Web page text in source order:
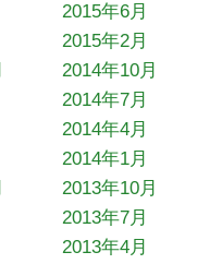
2015年6月
2015年2月
2014年10月
2014年7月
2014年4月
2014年1月
2013年10月
2013年7月
2013年4月